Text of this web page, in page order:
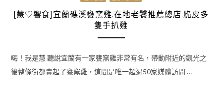
[慧♡響食]宜蘭礁溪甕窯雞.在地老饕推薦總店.脆皮多
隻手扒雞
嗨！我是慧 聽說宜蘭有一家甕窯雞非常有名，帶動附近的觀光之
後整條街都賣起了甕窯雞，這間是唯一超過50家媒體訪問 …